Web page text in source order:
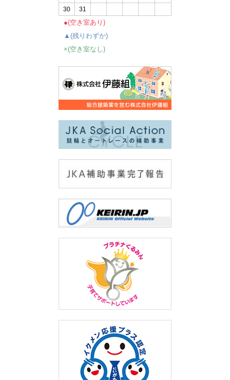
30 31
●(空き室あり)
▲(残りわずか)
×(空き室なし)